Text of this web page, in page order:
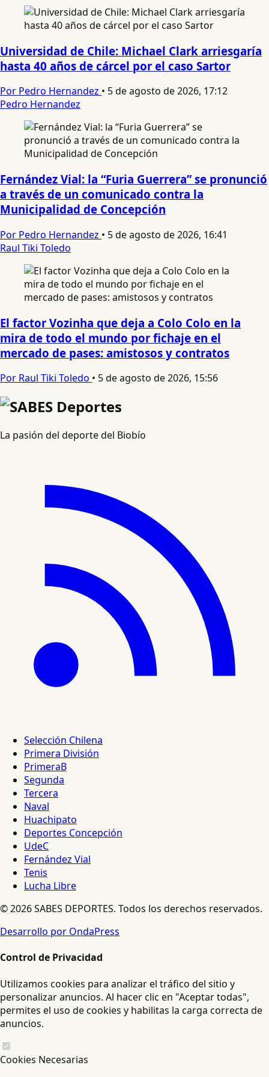
Universidad de Chile: Michael Clark arriesgaría
hasta 40 años de cárcel por el caso Sartor
Por Pedro Hernandez • 5 de agosto de 2026, 17:12
Pedro Hernandez
Fernández Vial: la “Furia Guerrera” se pronunció
a través de un comunicado contra la
Municipalidad de Concepción
Por Pedro Hernandez • 5 de agosto de 2026, 16:41
Raul Tiki Toledo
El factor Vozinha que deja a Colo Colo en la
mira de todo el mundo por fichaje en el
mercado de pases: amistosos y contratos
Por Raul Tiki Toledo • 5 de agosto de 2026, 15:56
La pasión del deporte del Biobío
Selección Chilena
Primera División
PrimeraB
Segunda
Tercera
Naval
Huachipato
Deportes Concepción
UdeC
Fernández Vial
Tenis
Lucha Libre
© 2026 SABES DEPORTES. Todos los derechos reservados.
Desarrollo por OndaPress
Control de Privacidad
Utilizamos cookies para analizar el tráfico del sitio y
personalizar anuncios. Al hacer clic en "Aceptar todas",
permites el uso de cookies y habilitas la carga correcta de
anuncios.
Cookies Necesarias